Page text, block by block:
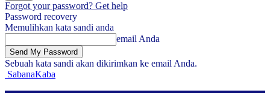
Forgot your password? Get help
Password recovery
Memulihkan kata sandi anda
email Anda
Sebuah kata sandi akan dikirimkan ke email Anda.
SabanaKaba